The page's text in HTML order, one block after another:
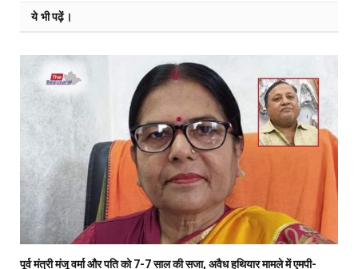
ये भी पढ़ें।
पूर्व मंत्री मंजू वर्मा और पति को 7-7 साल की सजा, अवैध हथियार मामले में एमपी-